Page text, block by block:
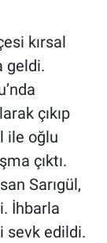
kırsal
geldi.
çıkıp
ile oğlu
çıktı.
Sarıgül,
İhbarla
sevk edildi.